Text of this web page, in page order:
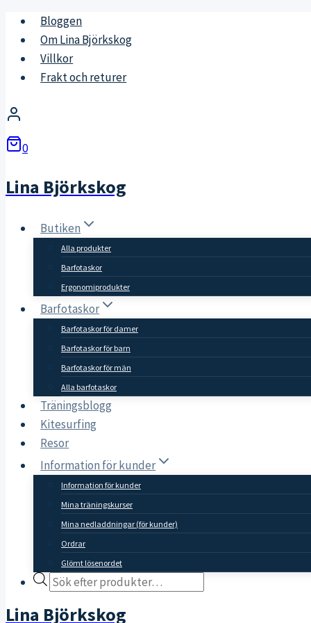
Skip
content
Bloggen
Om Lina Björkskog
Villkor
Frakt och returer
0
Lina Björkskog
Butiken
Alla produkter
Barfotaskor
Ergonomiprodukter
Barfotaskor
Barfotaskor för damer
Barfotaskor för barn
Barfotaskor för män
Alla barfotaskor
Träningsblogg
Kitesurfing
Resor
Information för kunder
Information för kunder
Mina träningskurser
Mina nedladdningar (för kunder)
Ordrar
Glömt lösenordet
Products
Lina Björkskog